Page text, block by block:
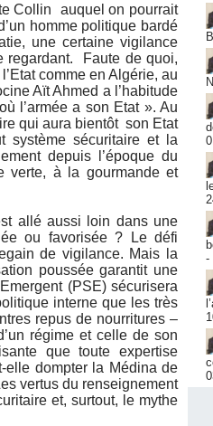
Collin auquel on pourrait
homme politique bardé
une certaine vigilance
regardant. Faute de quoi,
comme en Algérie, au
Aït Ahmed a l’habitude
l’armée a son Etat ». Au
qui aura bientôt son Etat
système sécuritaire et la
depuis l’époque du
verte, à la gourmande et
allé aussi loin dans une
ou favorisée ? Le défi
de vigilance. Mais la
poussée garantit une
(PSE) sécurisera
interne que les très
repus de nourritures –
régime et celle de son
que toute expertise
elle dompter la Médina de
vertus du renseignement
et, surtout, le mythe
-